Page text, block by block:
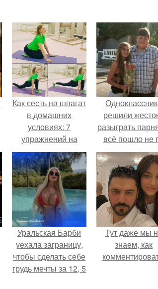
Как сесть на шпагат
в домашних
условиях: 7
упражнений на
растяжку?
решили
разыграть
всё пошло не
плану.
Уральская Барби
уехала заграницу,
чтобы сделать себе
грудь мечты за 12, 5
Тут даже мы
знаем, как